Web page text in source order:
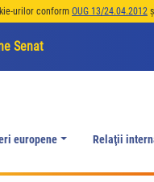
urilor conform OUG 13/24.04.2012
Senat
europene Relaţii